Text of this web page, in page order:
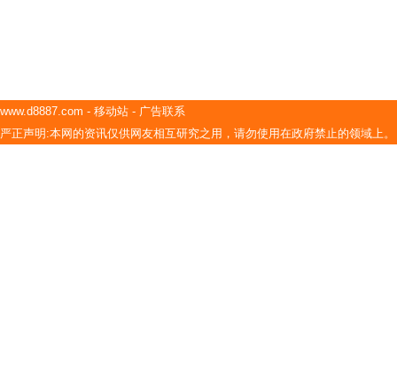
www.d8887.com - 移动站 - 广告联系
严正声明:本网的资讯仅供网友相互研究之用，请勿使用在政府禁止的领域上。